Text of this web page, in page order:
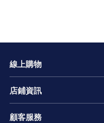
線上購物
店鋪資訊
顧客服務